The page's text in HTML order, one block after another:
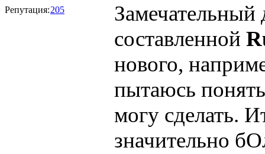
Репутация:205
составленной
нового,
пытаюсь
могу сделать.
значительно